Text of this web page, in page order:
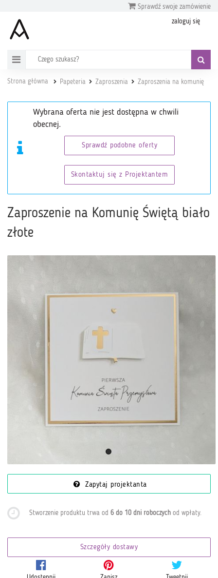
Sprawdź swoje zamówienie
zaloguj się
Strona główna Papeteria Zaproszenia Zaproszenia na komunię
Wybrana oferta nie jest dostępna w chwili
obecnej.
Sprawdź podobne oferty
Skontaktuj się z Projektantem
Zaproszenie na Komunię Świętą biało
złote
Zapytaj projektanta
Stworzenie produktu trwa od6 do 10 dni roboczych od wpłaty.
Szczegóły dostawy